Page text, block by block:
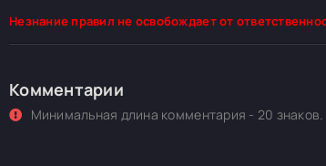
Незнание правил не освобождает от
Комментарии
Минимальная длина комментария - 20